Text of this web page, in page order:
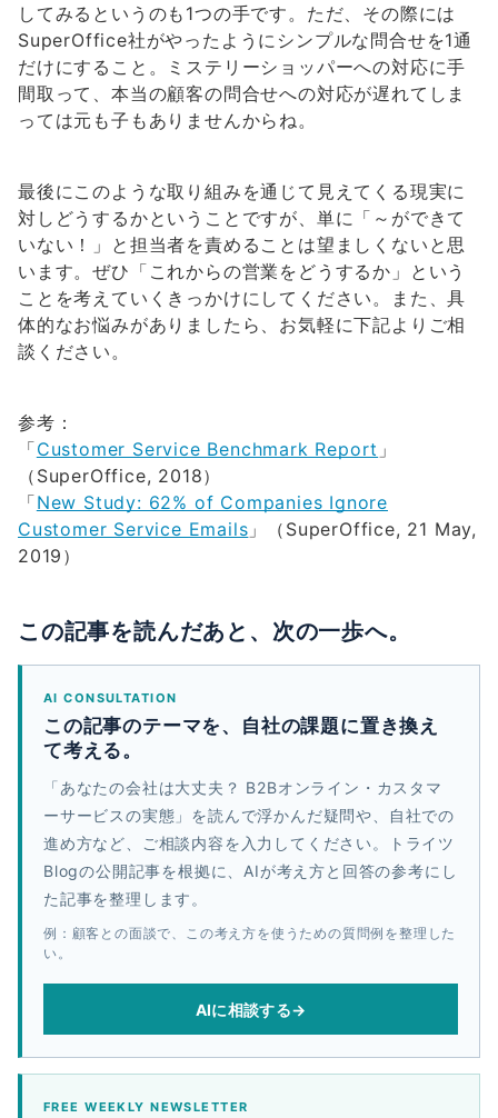
してみるというのも1つの手です。ただ、その際には
SuperOffice社がやったようにシンプルな問合せを1通
だけにすること。ミステリーショッパーへの対応に手
間取って、本当の顧客の問合せへの対応が遅れてしま
っては元も子もありませんからね。
最後にこのような取り組みを通じて見えてくる現実に
対しどうするかということですが、単に「～ができて
いない！」と担当者を責めることは望ましくないと思
います。ぜひ「これからの営業をどうするか」という
ことを考えていくきっかけにしてください。また、具
体的なお悩みがありましたら、お気軽に下記よりご相
談ください。
参考：
「Customer Service Benchmark Report 」
（SuperOffice, 2018）
「New Study: 62% of Companies Ignore
Customer Service Emails 」（SuperOffice, 21 May,
2019）
この記事を読んだあと、次の一歩へ。
AI CONSULTATION
この記事のテーマを、自社の課題に置き換え
て考える。
「あなたの会社は大丈夫？ B2Bオンライン・カスタマ
ーサービスの実態」を読んで浮かんだ疑問や、自社での
進め方など、ご相談内容を入力してください。トライツ
Blogの公開記事を根拠に、AIが考え方と回答の参考にし
た記事を整理します。
例：顧客との面談で、この考え方を使うための質問例を整理した
い。
AIに相談する→
FREE WEEKLY NEWSLETTER